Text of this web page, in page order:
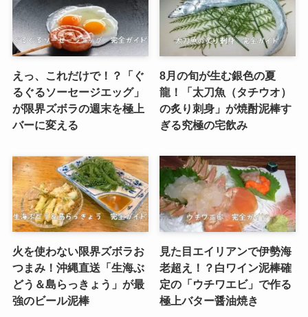
えっ、これだけで！？「ぐ
るぐるソーセージエッグ」
が限界ズボラの週末を極上
バーに変える
8月の旬が生む銀色の夏
龍！「太刀魚（タチウオ）
の炙り刺身」が焼酎泥棒す
ぎる究極の宅飲み
火を使わない限界ズボラお
つまみ！沖縄直送「生海ぶ
どう＆島らっきょう」が最
強のビール泥棒
見た目エイリアンで伊勢海
老超え！？白ワイン泥棒確
定の「ウチワエビ」で作る
極上バター醤油焼き